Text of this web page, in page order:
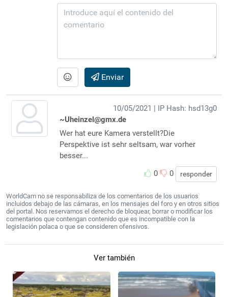
Enviar
10/05/2021 | IP Hash: hsd13g0
~Uheinzel@gmx.de
Wer hat eure Kamera verstellt?Die
Perspektive ist sehr seltsam, war vorher
besser...
0
0 responder
WorldCam no se responsabiliza de los comentarios de los usuarios
incluidos debajo de las cámaras, en los mensajes del foro y en otros sitios
del portal. Nos reservamos el derecho de bloquear, borrar o modificar los
comentarios que contengan contenido que es incompatible con la
legislación polaca o que se consideren ofensivos.
Ver también